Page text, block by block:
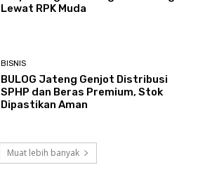
Lewat RPK Muda
BISNIS
BULOG Jateng Genjot Distribusi
SPHP dan Beras Premium, Stok
Dipastikan Aman
Muat lebih banyak